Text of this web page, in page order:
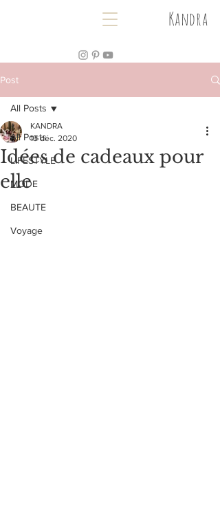
Kandra
Post
All Posts
LIFESTYLE
MODE
BEAUTE
Voyage
All Posts
Idées de cadeaux pour
elle
KANDRA
13 déc. 2020